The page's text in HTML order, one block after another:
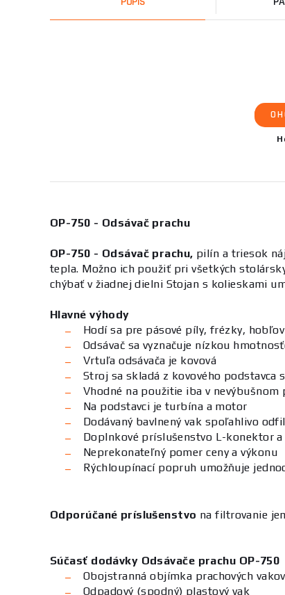
OP-750 - Odsávač prachu
OP-750 - Odsávač prachu, pilín a triesok
tepla. Možno ich použiť pri všetkých
chýbať v žiadnej dielni Stojan s kolieskami
Hlavné výhody
Hodí sa pre pásové píly, frézky,
Odsávač sa vyznačuje nízkou
Vrtuľa odsávača je kovová
Stroj sa skladá z kovového podstavca
Vhodné na použitie iba v nevýbušnom
Na podstavci je turbína a motor
Dodávaný bavlnený vak spoľahlivo
Doplnkové príslušenstvo L-konektor
Neprekonateľný pomer ceny a výkonu
Rýchloupínací popruh umožňuje
Odporúčané príslušenstvo na filtrovanie
Súčasť dodávky Odsávače prachu OP-750
Obojstranná objímka prachových vakov
Odpadový (spodný) plastový vak